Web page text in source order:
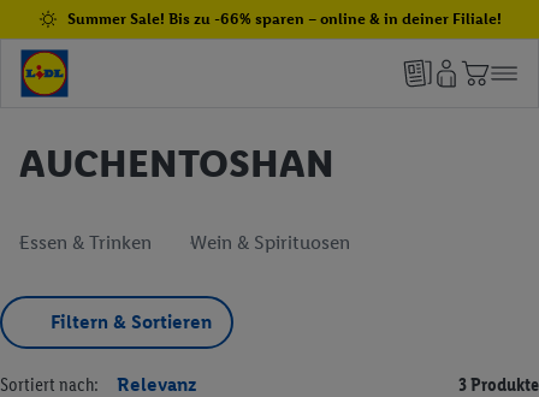
Summer Sale! Bis zu -66% sparen – online & in deiner Filiale!
AUCHENTOSHAN
Essen & Trinken Wein & Spirituosen
Filtern & Sortieren
Sortiert nach: Relevanz 3 Produkte